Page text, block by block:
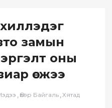
замын
оны
өсжээ
, Өвөр Байгаль , Хятад